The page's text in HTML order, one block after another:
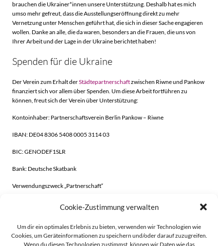
Cookie-Zustimmung verwalten
Um dir ein optimales Erlebnis zu bieten, verwenden wir Technologien wie
Cookies, um Geräteinformationen zu speichern und/oder darauf zuzugreifen.
Wenn du diesen Technologien zustimmst, können wir Daten wie das
brauchen die Ukrainer*innen unsere Unterstützung. Deshalb hat es mich
umso mehr gefreut, dass die Ausstellungseröffnung direkt zu mehr
Vernetzung unter Menschen geführt hat, die sich in dieser Sache engagieren
wollen. Danke an alle, die da waren, besonders an die Frauen, die uns von
Ihrer Arbeit und der Lage in der Ukraine berichtet haben!
Spenden für die Ukraine
Der Verein zum Erhalt derStädtepartnerschaftzwischen Riwne und Pankow
finanziert sich vor allem über Spenden. Um diese Arbeit fortführen zu
können, freut sich der Verein über Unterstützung:
Kontoinhaber: Partnerschaftsverein Berlin Pankow – Riwne
IBAN: DE04 8306 5408 0005 3114 03
BIC: GENODEF1SLR
Bank: Deutsche Skatbank
Verwendungszweck „Partnerschaft“